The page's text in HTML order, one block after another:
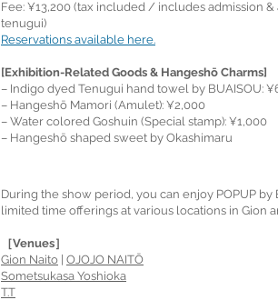
Fee: ¥13,200 (tax included / includes admission &
tenugui)
Reservations available here.
[Exhibition-Related Goods & Hangeshō Charms]
– Indigo dyed Tenugui hand towel by BUAISOU:
– Hangeshō Mamori (Amulet): ¥2,000
– Water colored Goshuin (Special stamp): ¥1,000
– Hangeshō shaped sweet by Okashimaru
During the show period, you can enjoy POPUP by
limited time offerings at various locations in Gion
［Venues］
Gion Naito OJOJO NAITŌ
Sometsukasa Yoshioka
T.T